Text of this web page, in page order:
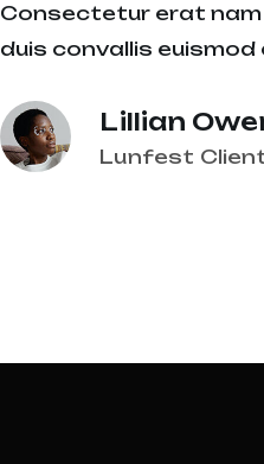
Consectetur erat
duis convallis
Lillian
Lunfest